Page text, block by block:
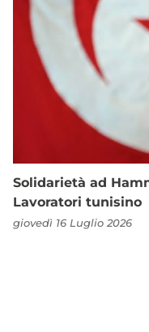
Solidarietà ad
Lavoratori tunisino
giovedì 16 Luglio 2026